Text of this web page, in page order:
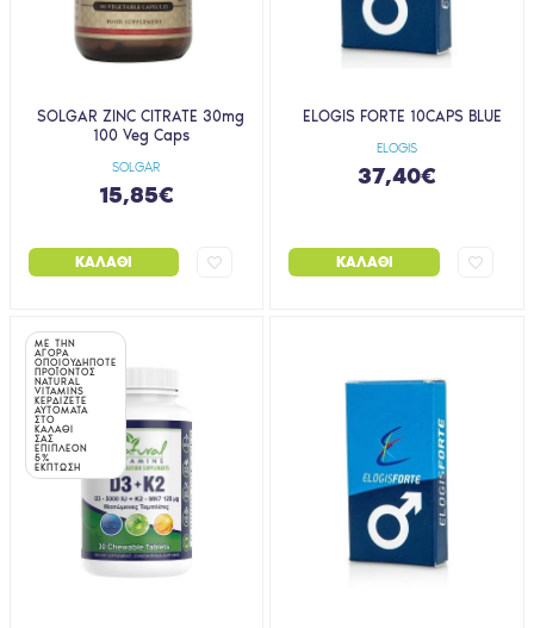
SOLGAR
SOLGAR ZINC CITRATE 30mg
100 Veg Caps
15,85€
ΚΑΛΆΘΙ
ELOGIS
ELOGIS FORTE 10CAPS BLUE
37,40€
ΚΑΛΆΘΙ
ΜΕ ΤΗΝ
ΑΓΟΡΑ
ΟΠΟΙΟΥΔΗΠΟΤΕ
ΠΡΟΪΟΝΤΟΣ
NATURAL
VITAMINS
ΚΕΡΔΙΖΕΤΕ
ΑΥΤΟΜΑΤΑ
ΣΤΟ
ΚΑΛΑΘΙ
ΣΑΣ
ΕΠΙΠΛΕΟΝ
5%
ΕΚΠΤΩΣΗ